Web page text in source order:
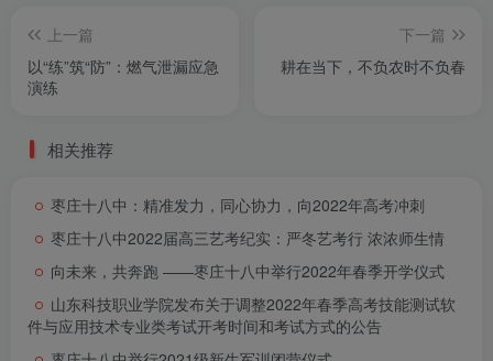
上一篇
以“练”筑“防”：燃气泄漏应急
演练
下一篇
耕在当下，不负农时不负春
相关推荐
枣庄十八中：精准发力，同心协力，向2022年高考冲刺
枣庄十八中2022届高三艺考纪实：严冬艺考行 浓浓师生情
向未来，共奔跑 ――枣庄十八中举行2022年春季开学仪式
山东科技职业学院发布关于调整2022年春季高考技能测试软
件与应用技术专业类考试开考时间和考试方式的公告